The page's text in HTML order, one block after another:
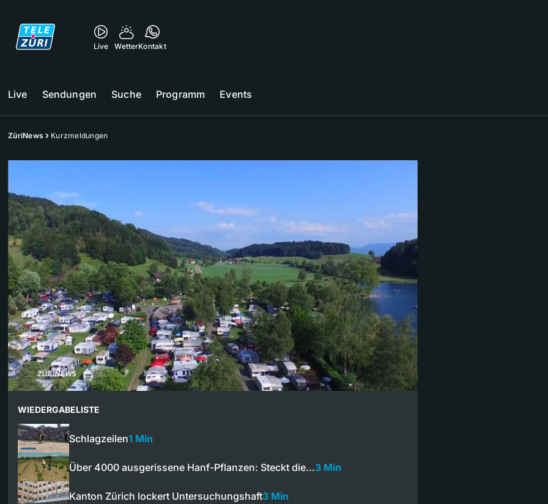
Live WetterKontakt
Live Sendungen Suche Programm Events
ZüriNews Kurzmeldungen
WIEDERGABELISTE
Schlagzeilen1 Min
Über 4000 ausgerissene Hanf-Pflanzen: Steckt die…3 Min
Kanton Zürich lockert Untersuchungshaft3 Min